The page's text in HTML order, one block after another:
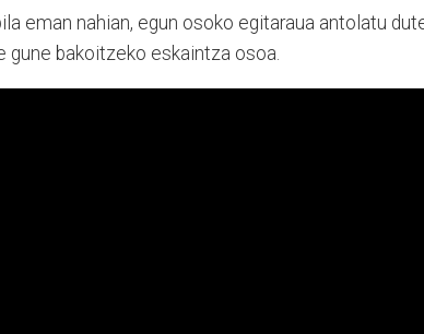
eman nahian, egun osoko egitaraua antolatu
gune bakoitzeko eskaintza osoa.